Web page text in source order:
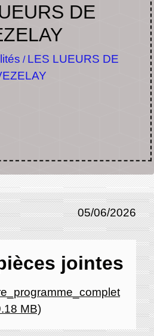
DE
/ LES LUEURS DE
05/06/2026
jointes
MB)